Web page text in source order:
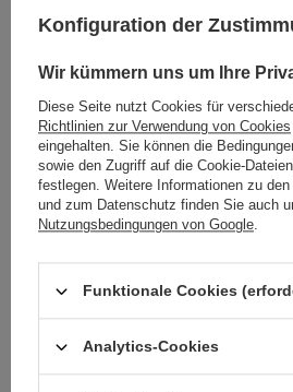
Teethermoskanne Contigo 1 200 ml
- Matt Schwarz
46,31 € / stk.
+ Auf die vergleichsliste
Matt
+ Auf
Tracking der Bestellung
Konfiguration der
Wir kümmern uns um Ihre
Diese Seite nutzt Cookies für
Richtlinien zur Verwendung von Cookies
eingehalten. Sie können die
sowie den Zugriff auf die Cookie-
festlegen. Weitere Informationen zu
und zum Datenschutz finden Sie auch
Nutzungsbedingungen von Google.
Funktionale Cookies
Analytics-Cookies